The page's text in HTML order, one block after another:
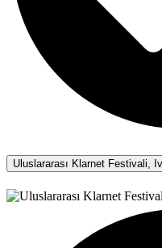
Uluslararası Klarnet Festivali,